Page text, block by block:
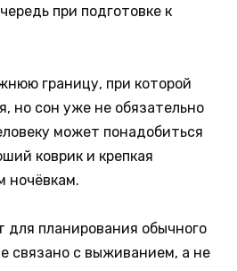
при подготовке к
границу, при которой
но сон уже не обязательно
может понадобиться
коврик и крепкая
ночёвкам.
для планирования обычного
связано с выживанием, а не